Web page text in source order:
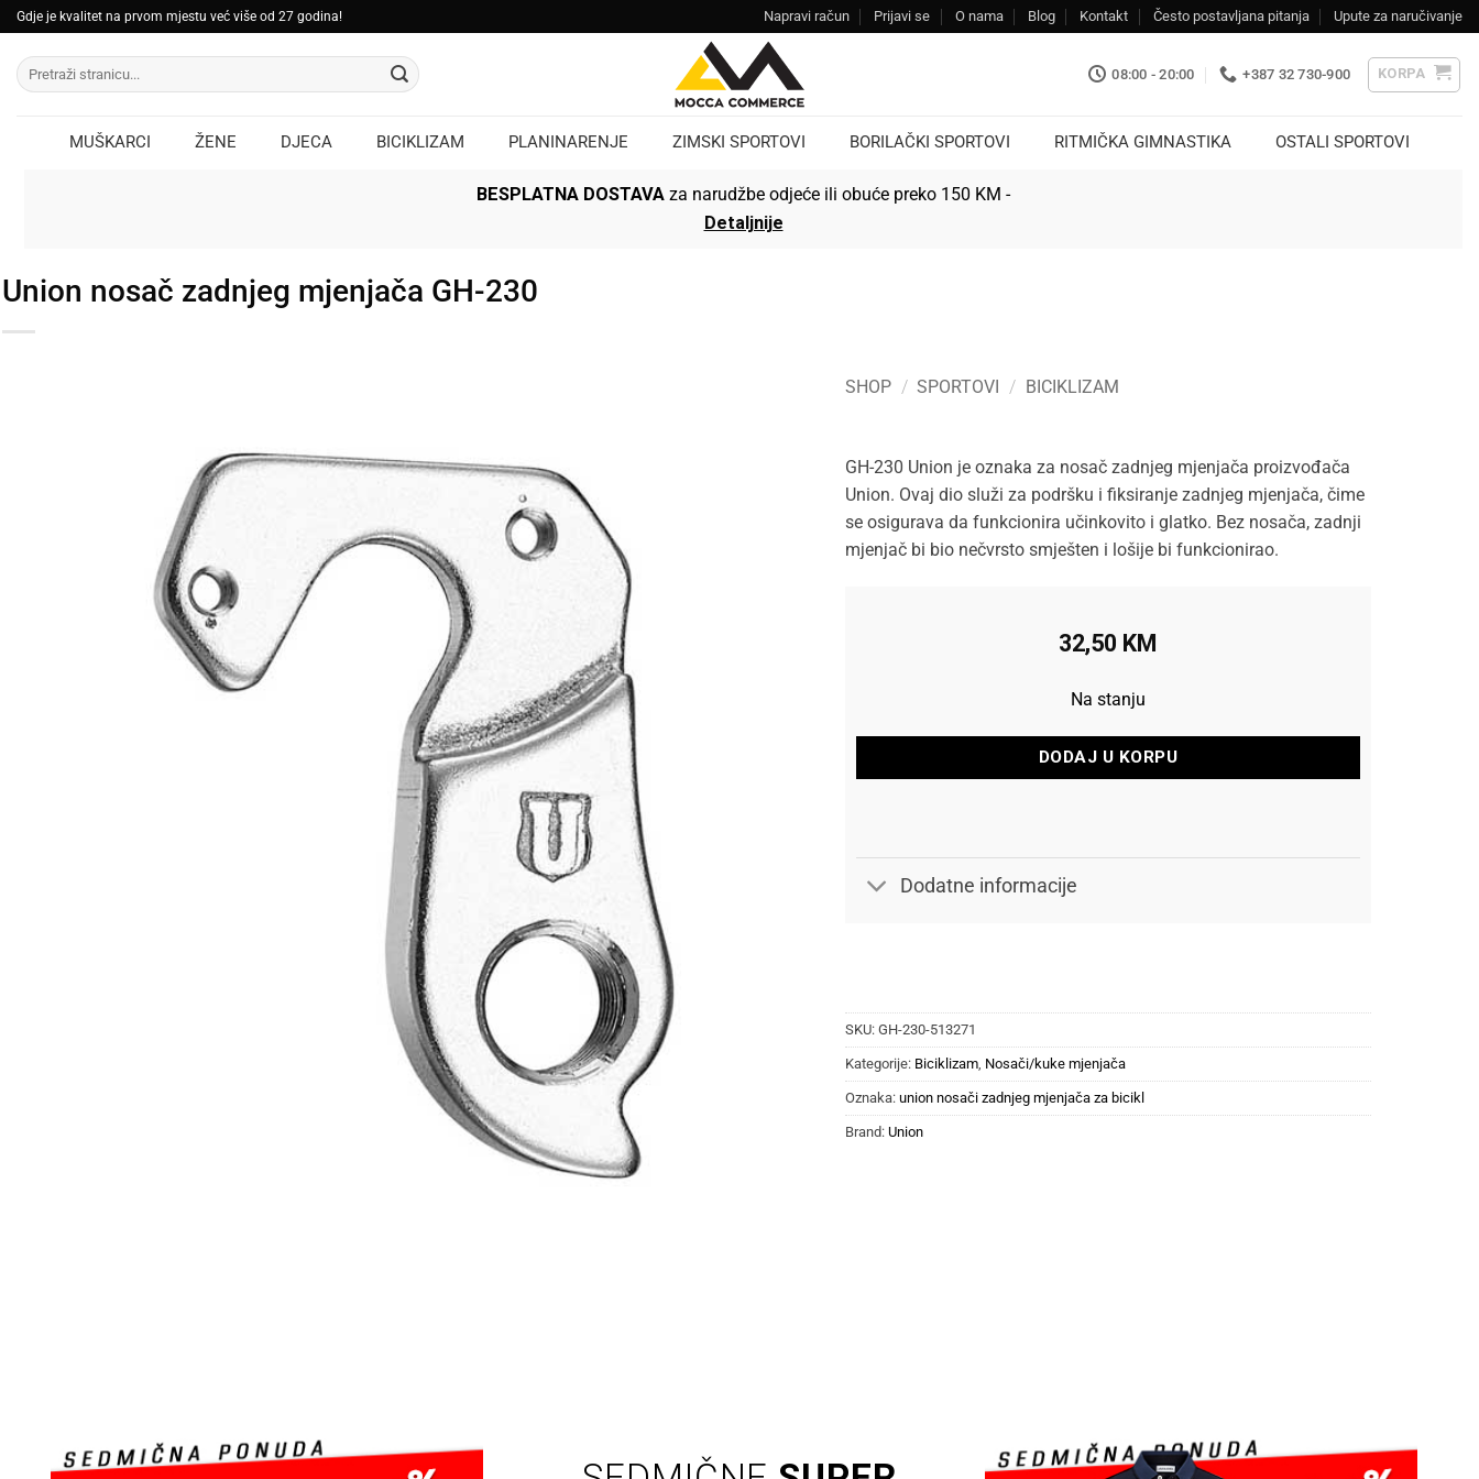
Skip
to
content
Gdje je kvalitet na prvom mjestu već više od 27 godina! Napravi račun Prijavi se O nama Blog Kontakt Često postavljana pitanja Upute za naručivanje
Pretraži:
08:00 - 20:00 +387 32 730-900 KORPA
MUŠKARCI ŽENE DJECA BICIKLIZAM PLANINARENJE ZIMSKI SPORTOVI BORILAČKI SPORTOVI RITMIČKA GIMNASTIKA OSTALI SPORTOVI
BESPLATNA DOSTAVA za narudžbe odjeće ili obuće preko 150 KM -
Detaljnije
Union nosač zadnjeg mjenjača GH-230
SHOP / SPORTOVI / BICIKLIZAM
GH-230 Union je oznaka za nosač zadnjeg mjenjača proizvođača
Union. Ovaj dio služi za podršku i fiksiranje zadnjeg mjenjača, čime
se osigurava da funkcionira učinkovito i glatko. Bez nosača, zadnji
mjenjač bi bio nečvrsto smješten i lošije bi funkcionirao.
32,50 KM
Na stanju
DODAJ U KORPU
Dodatne informacije
SKU: GH-230-513271
Kategorije: Biciklizam, Nosači/kuke mjenjača
Oznaka: union nosači zadnjeg mjenjača za bicikl
Brand: Union